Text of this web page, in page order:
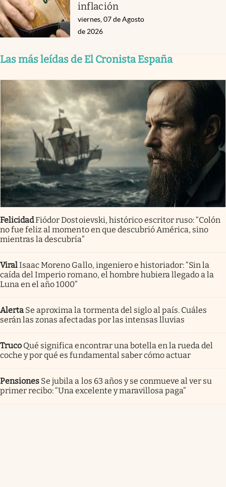
inflación
viernes, 07 de Agosto
de 2026
Las más leídas de El Cronista España
FelicidadFiódor Dostoievski, histórico escritor ruso: “Colón
no fue feliz al momento en que descubrió América, sino
mientras la descubría”
ViralIsaac Moreno Gallo, ingeniero e historiador: “Sin la
caída del Imperio romano, el hombre hubiera llegado a la
Luna en el año 1000”
Alerta Se aproxima la tormenta del siglo al país. Cuáles
serán las zonas afectadas por las intensas lluvias
Truco Qué significa encontrar una botella en la rueda del
coche y por qué es fundamental saber cómo actuar
Pensiones Se jubila a los 63 años y se conmueve al ver su
primer recibo: “Una excelente y maravillosa paga”